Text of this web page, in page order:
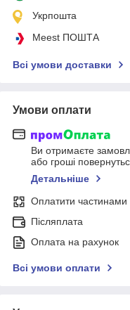
Укрпошта
Meest ПОШТА
Всі умови доставки
Умови оплати
Ви отримаєте
або гроші
Детальніше
Оплатити частинами
Післяплата
Оплата на рахунок
Всі умови оплати